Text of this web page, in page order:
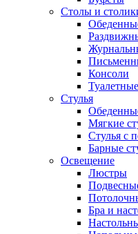
Столы и
Консоли
Стулья
Мягкие
Стулья с
Барные
Освещение
Люстры
Бра и